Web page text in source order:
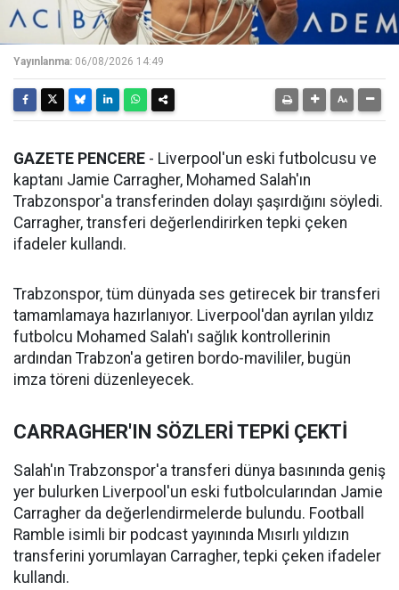
Yayınlanma: 06/08/2026 14:49
GAZETE PENCERE - Liverpool'un eski futbolcusu ve
kaptanı Jamie Carragher, Mohamed Salah'ın
Trabzonspor'a transferinden dolayı şaşırdığını söyledi.
Carragher, transferi değerlendirirken tepki çeken
ifadeler kullandı.
Trabzonspor, tüm dünyada ses getirecek bir transferi
tamamlamaya hazırlanıyor. Liverpool'dan ayrılan yıldız
futbolcu Mohamed Salah'ı sağlık kontrollerinin
ardından Trabzon'a getiren bordo-mavililer, bugün
imza töreni düzenleyecek.
CARRAGHER'IN SÖZLERİ TEPKİ ÇEKTİ
Salah'ın Trabzonspor'a transferi dünya basınında geniş
yer bulurken Liverpool'un eski futbolcularından Jamie
Carragher da değerlendirmelerde bulundu. Football
Ramble isimli bir podcast yayınında Mısırlı yıldızın
transferini yorumlayan Carragher, tepki çeken ifadeler
kullandı.